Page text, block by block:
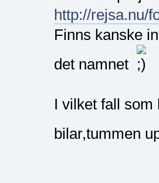
http://rejsa.nu/
Finns kanske
det namnet
I vilket fall som
bilar,tummen